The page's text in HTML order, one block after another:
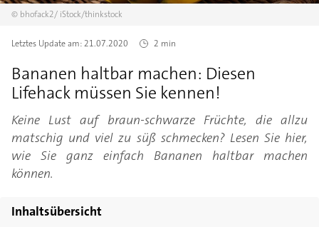
© bhofack2/ iStock/thinkstock
Letztes Update am:21.07.2020 2 min
Bananen haltbar machen: Diesen
Lifehack müssen Sie kennen!
Keine Lust auf braun-schwarze Früchte, die allzu
matschig und viel zu süß schmecken? Lesen Sie hier,
wie Sie ganz einfach Bananen haltbar machen
können.
Inhaltsübersicht